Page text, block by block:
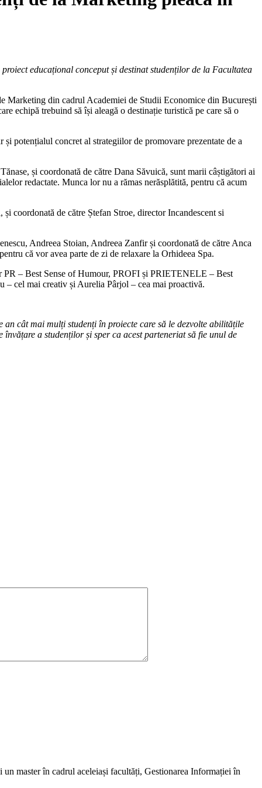
educațional conceput și destinat studenților de la Facultatea
Marketing din cadrul Academiei de Studii Economice din București
echipă trebuind să își aleagă o destinație turistică pe care să o
potențialul concret al strategiilor de promovare prezentate de a
și coordonată de către Dana Săvuică, sunt marii câștigători ai
redactate. Munca lor nu a rămas nerăsplătită, pentru că acum
coordonată de către Ștefan Stroe, director Incandescent si
Andreea Stoian, Andreea Zanfir și coordonată de către Anca
că vor avea parte de zi de relaxare la Orhideea Spa.
PR – Best Sense of Humour, PROFI și PRIETENELE – Best
– cel mai creativ și Aurelia Pârjol – cea mai proactivă.
cât mai mulți studenți în proiecte care să le dezvolte abilitățile
a studenților și sper ca acest parteneriat să fie unul de
master în cadrul aceleiași facultăți, Gestionarea Informației în